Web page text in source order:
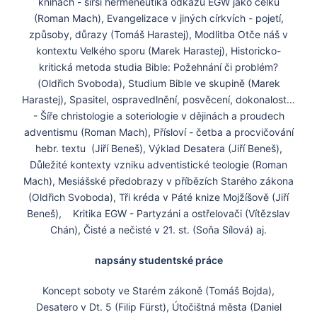
(Roman Mach), Evangelizace v jiných církvích - pojetí,
způsoby, důrazy (Tomáš Harastej), Modlitba Otče náš v
kontextu Velkého sporu (Marek Harastej), Historicko-
kritická metoda studia Bible: Požehnání či problém?
(Oldřich Svoboda), Studium Bible ve skupině (Marek
Harastej), Spasitel, ospravedlnění, posvěcení, dokonalost…
- Šíře christologie a soteriologie v dějinách a proudech
adventismu (Roman Mach), Přísloví - četba a procvičování
hebr. textu (Jiří Beneš), Výklad Desatera (Jiří Beneš),
Důležité kontexty vzniku adventistické teologie (Roman
Mach), Mesiášské předobrazy v příbězích Starého zákona
(Oldřich Svoboda), Tři kréda v Páté knize Mojžíšově (Jiří
Beneš), Kritika EGW - Partyzáni a ostřelovači (Vítězslav
Chán), Čisté a nečisté v 21. st. (Soňa Sílová) aj.
napsány studentské práce
Koncept soboty ve Starém zákoně (Tomáš Bojda),
Desatero v Dt. 5 (Filip Fürst), Útočištná města (Daniel